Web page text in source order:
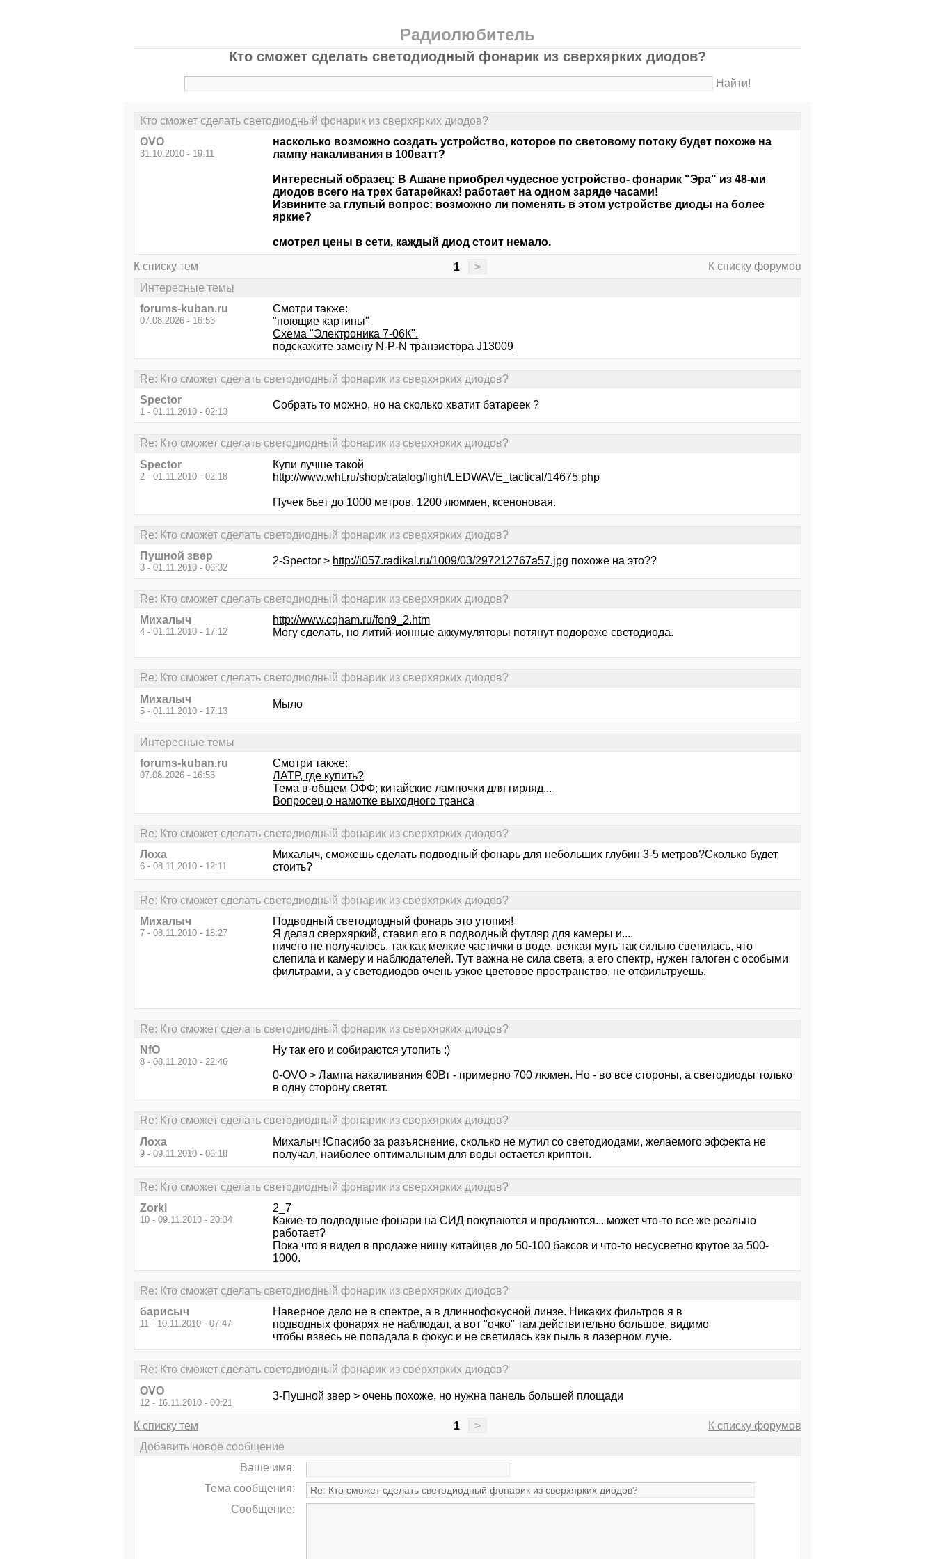
Радиолюбитель
Кто сможет сделать светодиодный фонарик из сверхярких диодов?
Найти!
Кто сможет сделать светодиодный фонарик из сверхярких диодов?
OVO
31.10.2010 - 19:11
насколько возможно создать устройство, которое по световому потоку будет похоже на
лампу накаливания в 100ватт?
Интересный образец: В Ашане приобрел чудесное устройство- фонарик "Эра" из 48-ми
диодов всего на трех батарейках! работает на одном заряде часами!
Извините за глупый вопрос: возможно ли поменять в этом устройстве диоды на более
яркие?
смотрел цены в сети, каждый диод стоит немало.
К списку тем 1 >
К списку форумов
Интересные темы
forums-kuban.ru
07.08.2026 - 16:53
Смотри также:
"поющие картины"
Схема "Электроника 7-06К".
подскажите замену N-P-N транзистора J13009
Re: Кто сможет сделать светодиодный фонарик из сверхярких диодов?
Spector
1 - 01.11.2010 - 02:13
Собрать то можно, но на сколько хватит батареек ?
Re: Кто сможет сделать светодиодный фонарик из сверхярких диодов?
Spector
2 - 01.11.2010 - 02:18
Купи лучше такой
http://www.wht.ru/shop/catalog/light/LEDWAVE_tactical/14675.php
Пучек бьет до 1000 метров, 1200 люммен, ксеноновая.
Re: Кто сможет сделать светодиодный фонарик из сверхярких диодов?
Пушной звер
3 - 01.11.2010 - 06:32
2-Spector > http://i057.radikal.ru/1009/03/297212767a57.jpg похоже на это??
Re: Кто сможет сделать светодиодный фонарик из сверхярких диодов?
Михалыч
4 - 01.11.2010 - 17:12
http://www.cqham.ru/fon9_2.htm
Могу сделать, но литий-ионные аккумуляторы потянут подороже светодиода.
Re: Кто сможет сделать светодиодный фонарик из сверхярких диодов?
Михалыч
5 - 01.11.2010 - 17:13
Мыло
Интересные темы
forums-kuban.ru
07.08.2026 - 16:53
Смотри также:
ЛАТР, где купить?
Тема в-общем ОФФ; китайские лампочки для гирляд...
Вопросец о намотке выходного транса
Re: Кто сможет сделать светодиодный фонарик из сверхярких диодов?
Лоха
6 - 08.11.2010 - 12:11
Михалыч, сможешь сделать подводный фонарь для небольших глубин 3-5 метров?Сколько будет
стоить?
Re: Кто сможет сделать светодиодный фонарик из сверхярких диодов?
Михалыч
7 - 08.11.2010 - 18:27
Подводный светодиодный фонарь это утопия!
Я делал сверхяркий, ставил его в подводный футляр для камеры и....
ничего не получалось, так как мелкие частички в воде, всякая муть так сильно светилась, что
слепила и камеру и наблюдателей. Тут важна не сила света, а его спектр, нужен галоген с особыми
фильтрами, а у светодиодов очень узкое цветовое пространство, не отфильтруешь.
Re: Кто сможет сделать светодиодный фонарик из сверхярких диодов?
NfO
8 - 08.11.2010 - 22:46
Ну так его и собираются утопить :)
0-OVO > Лампа накаливания 60Вт - примерно 700 люмен. Но - во все стороны, а светодиоды только
в одну сторону светят.
Re: Кто сможет сделать светодиодный фонарик из сверхярких диодов?
Лоха
9 - 09.11.2010 - 06:18
Михалыч !Спасибо за разъяснение, сколько не мутил со светодиодами, желаемого эффекта не
получал, наиболее оптимальным для воды остается криптон.
Re: Кто сможет сделать светодиодный фонарик из сверхярких диодов?
Zorki
10 - 09.11.2010 - 20:34
2_7
Какие-то подводные фонари на СИД покупаются и продаются... может что-то все же реально
работает?
Пока что я видел в продаже нишу китайцев до 50-100 баксов и что-то несусветно крутое за 500-
1000.
Re: Кто сможет сделать светодиодный фонарик из сверхярких диодов?
барисыч
11 - 10.11.2010 - 07:47
Наверное дело не в спектре, а в длиннофокусной линзе. Никаких фильтров я в
подводных фонарях не наблюдал, а вот "очко" там действительно большое, видимо
чтобы взвесь не попадала в фокус и не светилась как пыль в лазерном луче.
Re: Кто сможет сделать светодиодный фонарик из сверхярких диодов?
OVO
12 - 16.11.2010 - 00:21
3-Пушной звер > очень похоже, но нужна панель большей площади
К списку тем 1 >
К списку форумов
Добавить новое сообщение
Ваше имя:
Тема сообщения:
Сообщение: